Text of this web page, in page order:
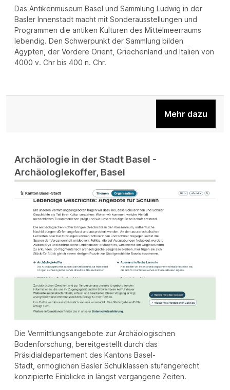
Das Antikenmuseum Basel und Sammlung Ludwig in der
Basler Innenstadt macht mit Sonderausstellungen und
Programmen die antiken Kulturen des Mittelmeerraums
lebendig. Den Schwerpunkt der Sammlung bilden
Ägypten, der Vordere Orient, Griechenland und Italien von
4000 v. Chr bis 400 n. Chr.
Mehr dazu
Archäologie in der Stadt Basel -
Archäologiekoffer, Basel
Die Vermittlungsangebote zur Archäologischen
Bodenforschung, bereitgestellt durch das
Präsidialdepartement des Kantons Basel-
Stadt, ermöglichen Basler Schulklassen stufengerecht
konzipierte Einblicke in längst vergangene Zeiten.